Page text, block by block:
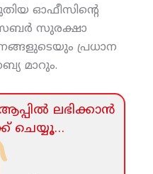
ഓഫീസിന്റെ
സുരക്ഷാ
പ്രധാന
മാറും.
ലഭിക്കാന്‍
ചെയ്യൂ…